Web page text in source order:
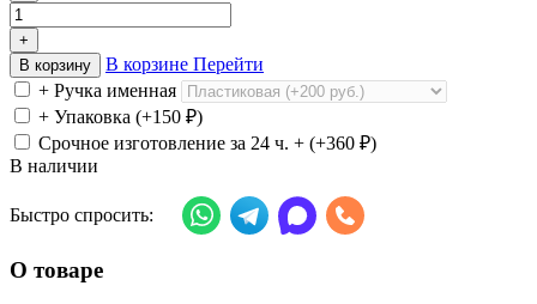
+
В корзину
В корзине Перейти
+ Ручка именная
+ Упаковка (+150 ₽)
Срочное изготовление за 24 ч. + (+360 ₽)
В наличии
Быстро спросить:
О товаре